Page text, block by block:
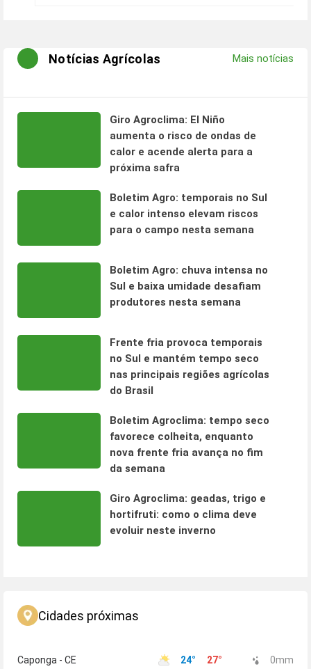
Notícias Agrícolas Mais notícias
Giro Agroclima: El Niño
aumenta o risco de ondas de
calor e acende alerta para a
próxima safra
Boletim Agro: temporais no Sul
e calor intenso elevam riscos
para o campo nesta semana
Boletim Agro: chuva intensa no
Sul e baixa umidade desafiam
produtores nesta semana
Frente fria provoca temporais
no Sul e mantém tempo seco
nas principais regiões agrícolas
do Brasil
Boletim Agroclima: tempo seco
favorece colheita, enquanto
nova frente fria avança no fim
da semana
Giro Agroclima: geadas, trigo e
hortifruti: como o clima deve
evoluir neste inverno
Cidades próximas
Caponga - CE 24° 27° 0mm